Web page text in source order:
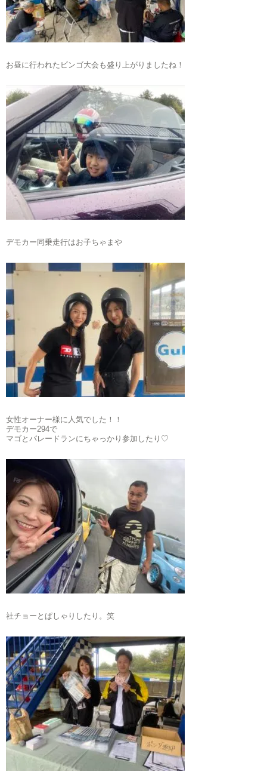
お昼に行われたビンゴ大会も盛り上がりましたね！
デモカー同乗走行はお子ちゃまや
女性オーナー様に人気でした！！
デモカー294で
マゴとパレードランにちゃっかり参加したり♡
社チョーとぱしゃりしたり。笑